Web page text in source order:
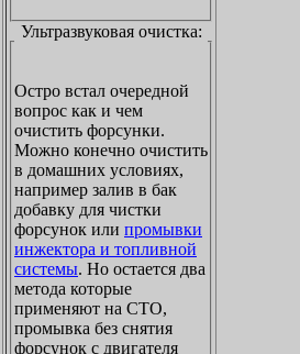
Ультразвуковая очистка:
Остро встал очередной
вопрос как и чем
очистить форсунки.
Можно конечно очистить
в домашних условиях,
например залив в бак
добавку для чистки
форсунок или промывки
инжектора и топливной
системы. Но остается два
метода которые
применяют на СТО,
промывка без снятия
форсунок с двигателя